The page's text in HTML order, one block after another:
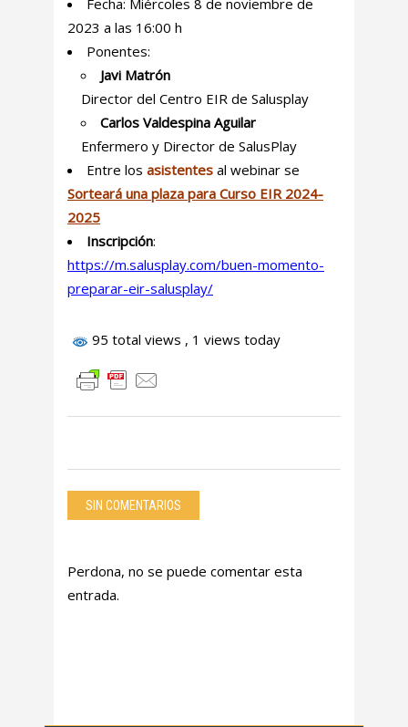
Fecha: Miércoles 8 de noviembre de
2023 a las 16:00 h
Ponentes:
Javi Matrón
Director del Centro EIR de Salusplay
Carlos Valdespina Aguilar
Enfermero y Director de SalusPlay
Entre los asistentes al webinar se
Sorteará una plaza para Curso EIR 2024-
2025
Inscripción:
https://m.salusplay.com/buen-momento-
preparar-eir-salusplay/
95 total views , 1 views today
SIN COMENTARIOS
Perdona, no se puede comentar esta
entrada.